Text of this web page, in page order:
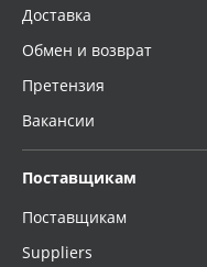
Доставка
Обмен и возврат
Претензия
Вакансии
Поставщикам
Поставщикам
Suppliers